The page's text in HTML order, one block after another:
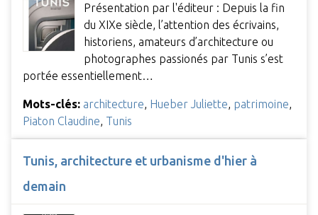
Présentation par l'éditeur : Depuis la fin
du XIXe siècle, l’attention des écrivains,
historiens, amateurs d’architecture ou
photographes passionés par Tunis s’est
portée essentiellement…
Mots-clés: architecture, Hueber Juliette, patrimoine,
Piaton Claudine, Tunis
Tunis, architecture et urbanisme d'hier à
demain